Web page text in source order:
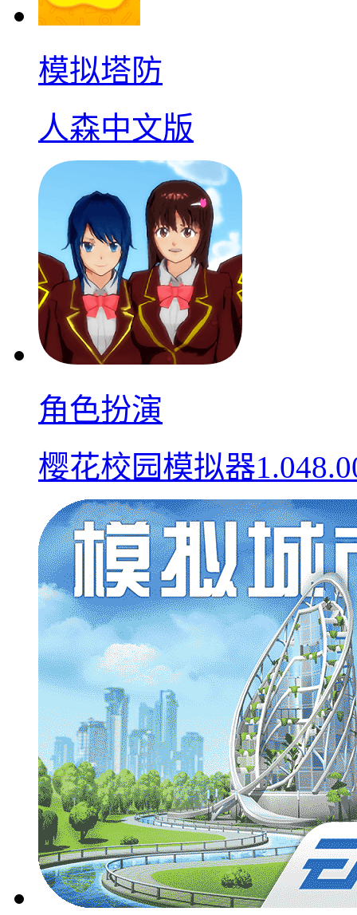
模拟塔防
人森中文版
角色扮演
樱花校园模拟器